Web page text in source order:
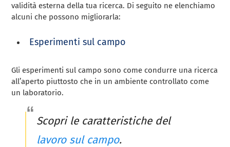
validità esterna della tua ricerca. Di seguito ne elenchiamo
alcuni che possono migliorarla:
Esperimenti sul campo
Gli esperimenti sul campo sono come condurre una ricerca
all’aperto piuttosto che in un ambiente controllato come
un laboratorio.
Scopri le caratteristiche del
lavoro sul campo.